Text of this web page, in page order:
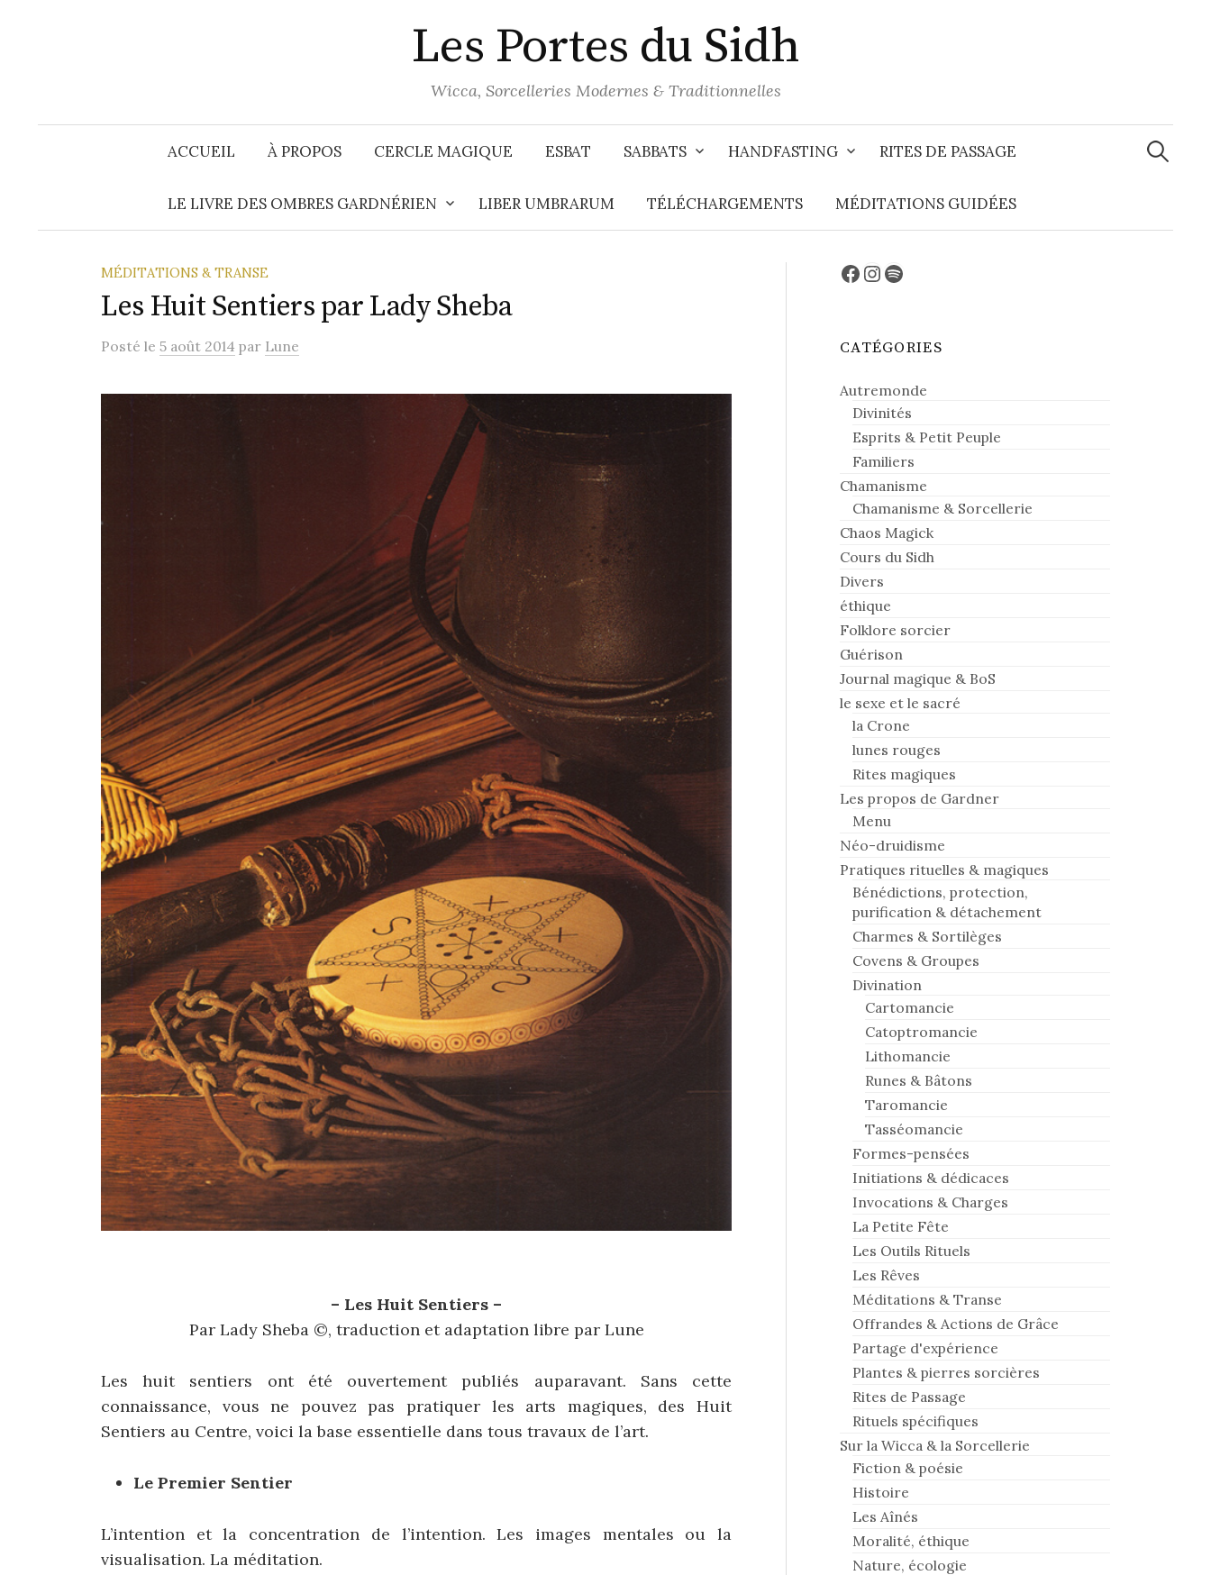
Les Portes du Sidh
Wicca, Sorcelleries Modernes & Traditionnelles
ACCUEIL À PROPOS CERCLE MAGIQUE ESBAT SABBATS HANDFASTING RITES DE PASSAGE
LE LIVRE DES OMBRES GARDNÉRIEN LIBER UMBRARUM TÉLÉCHARGEMENTS MÉDITATIONS GUIDÉES
MÉDITATIONS & TRANSE
Les Huit Sentiers par Lady Sheba
Posté le 5 août 2014 par Lune
– Les Huit Sentiers –
Par Lady Sheba ©, traduction et adaptation libre par Lune
Les huit sentiers ont été ouvertement publiés auparavant. Sans cette
connaissance, vous ne pouvez pas pratiquer les arts magiques, des Huit
Sentiers au Centre, voici la base essentielle dans tous travaux de l’art.
Le Premier Sentier
L’intention et la concentration de l’intention. Les images mentales ou la
visualisation. La méditation.
Facebook
Instagram
Spotify
CATÉGORIES
Autremonde
Divinités
Esprits & Petit Peuple
Familiers
Chamanisme
Chamanisme & Sorcellerie
Chaos Magick
Cours du Sidh
Divers
éthique
Folklore sorcier
Guérison
Journal magique & BoS
le sexe et le sacré
la Crone
lunes rouges
Rites magiques
Les propos de Gardner
Menu
Néo-druidisme
Pratiques rituelles & magiques
Bénédictions, protection,
purification & détachement
Charmes & Sortilèges
Covens & Groupes
Divination
Cartomancie
Catoptromancie
Lithomancie
Runes & Bâtons
Taromancie
Tasséomancie
Formes-pensées
Initiations & dédicaces
Invocations & Charges
La Petite Fête
Les Outils Rituels
Les Rêves
Méditations & Transe
Offrandes & Actions de Grâce
Partage d'expérience
Plantes & pierres sorcières
Rites de Passage
Rituels spécifiques
Sur la Wicca & la Sorcellerie
Fiction & poésie
Histoire
Les Aînés
Moralité, éthique
Nature, écologie